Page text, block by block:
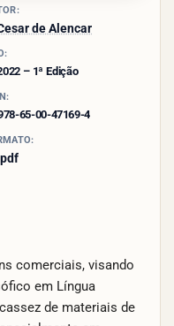
de Alencar
– 1ª Edição
65-00-47169-4
comerciais, visando
em Língua
de materiais de